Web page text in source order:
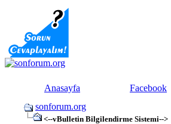
Anasayfa Facebook
sonforum.org
<--vBulletin Bilgilendirme Sistemi-->